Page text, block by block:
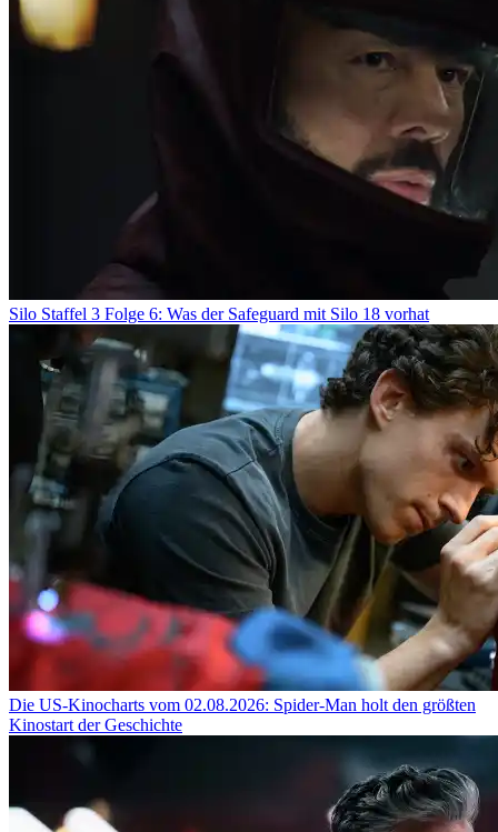
Silo Staffel 3 Folge 6: Was der Safeguard mit Silo 18 vorhat
Die US-Kinocharts vom 02.08.2026: Spider-Man holt den größten
Kinostart der Geschichte